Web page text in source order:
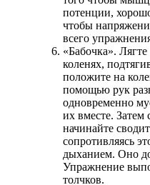
потенции,
чтобы
всего
«Бабочка».
коленях,
положите на
помощью рук
одновременно
их вместе. Затем
начинайте
сопротивляясь
дыханием. Оно
Упражнение
толчков.